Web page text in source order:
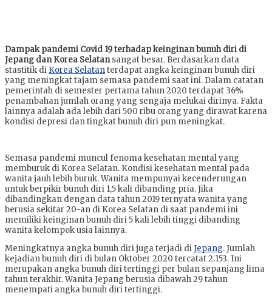
Dampak pandemi Covid 19 terhadap keinginan bunuh diri di
Jepang dan Korea Selatansangat besar. Berdasarkan data
stastitik di Korea Selatanterdapat angka keinginan bunuh diri
yang meningkat tajam semasa pandemi saat ini. Dalam catatan
pemerintah di semester pertama tahun 2020 terdapat 36%
penambahan jumlah orang yang sengaja melukai dirinya. Fakta
lainnya adalah ada lebih dari 500 ribu orang yang dirawat karena
kondisi depresi dan tingkat bunuh diri pun meningkat.
Semasa pandemi muncul fenoma kesehatan mental yang
memburuk di Korea Selatan. Kondisi kesehatan mental pada
wanita jauh lebih buruk. Wanita mempunyai kecenderungan
untuk berpikir bunuh diri 1,5 kali dibanding pria. Jika
dibandingkan dengan data tahun 2019 ternyata wanita yang
berusia sekitar 20-an di Korea Selatan di saat pandemi ini
memiliki keinginan bunuh diri 5 kali lebih tinggi dibanding
wanita kelompok usia lainnya.
Meningkatnya angka bunuh diri juga terjadi diJepang. Jumlah
kejadian bunuh diri di bulan Oktober 2020 tercatat 2.153. Ini
merupakan angka bunuh diri tertinggi per bulan sepanjang lima
tahun terakhir. Wanita Jepang berusia dibawah 29 tahun
menempati angka bunuh diri tertinggi.